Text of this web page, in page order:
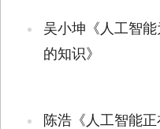
吴小坤《人工智
的知识》
陈浩《人工智能